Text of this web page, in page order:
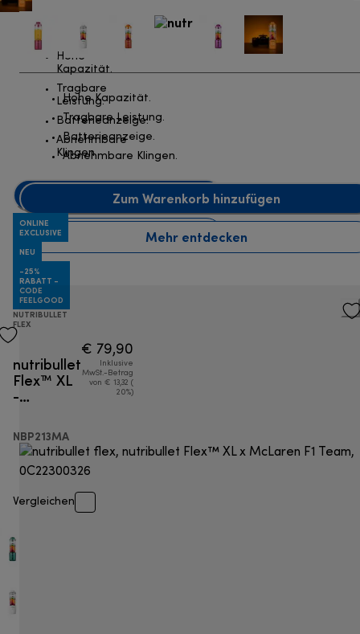
Hohe
Kapazität.
Tragbare
Leistung.
Batterieanzeige.
Abnehmbare
Klingen.
Zum Warenkorb hinzufügen
Mehr entdecken
Hohe Kapazität.
Tragbare Leistung.
Batterieanzeige.
Abnehmbare Klingen.
Zum Warenkorb hinzufügen
Mehr entdecken
ONLINE
EXCLUSIVE
NEU
-25%
RABATT -
CODE
FEELGOOD
NUTRIBULLET
FLEX
nutribullet
Flex™ XL
-
Mixer
NBP213MA
€ 79,90
Inklusive
MwSt.-Betrag
von € 13,32 (
20%)
Vergleichen